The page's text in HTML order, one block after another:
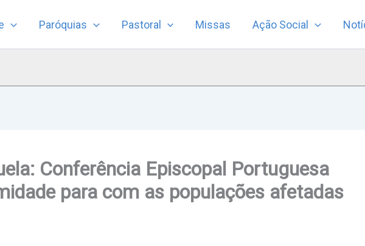
Paróquias Pastoral Missas Ação Social
Conferência Episcopal Portuguesa
para com as populações afetadas